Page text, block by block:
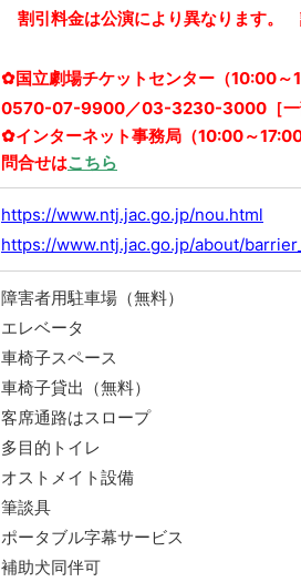
割引料金は公演により異なります。
✿国立劇場チケットセンター（10:00～
0570-07-9900／03-3230-3000［一
✿インターネット事務局（10:00～17:00
問合せはこちら
https://www.ntj.jac.go.jp/nou.html
https://www.ntj.jac.go.jp/about/
障害者用駐車場（無料）
エレベータ
車椅子スペース
車椅子貸出（無料）
客席通路はスロープ
多目的トイレ
オストメイト設備
筆談具
ポータブル字幕サービス
補助犬同伴可